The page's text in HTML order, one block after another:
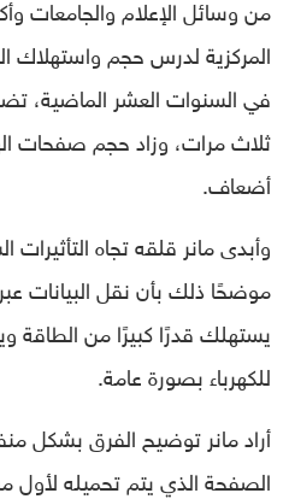
من وسائل الإعلام والجامعات
المركزية لدرس حجم واستهلاك
في السنوات العشر الماضية،
ثلاث مرات، وزاد حجم صفحات
أضعاف.
وأبدى مانر قلقه تجاه التأثيرات
موضحًا ذلك بأن نقل البيانات
يستهلك قدرًا كبيرًا من الطاقة
للكهرباء بصورة عامة.
أراد مانر توضيح الفرق بشكل
الصفحة الذي يتم تحميله